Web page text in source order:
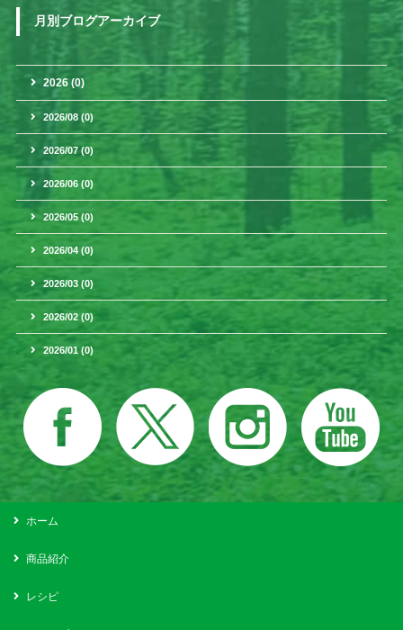
月別ブログアーカイブ
2026 (0)
2026/08 (0)
2026/07 (0)
2026/06 (0)
2026/05 (0)
2026/04 (0)
2026/03 (0)
2026/02 (0)
2026/01 (0)
ホーム
商品紹介
レシピ